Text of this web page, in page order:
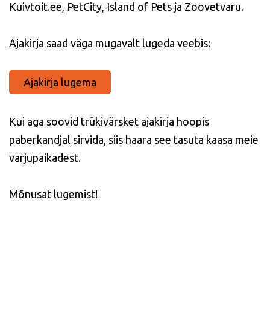
Kuivtoit.ee, PetCity, Island of Pets ja Zoovetvaru.
Ajakirja saad väga mugavalt lugeda veebis:
Ajakirja lugema
Kui aga soovid trükivärsket ajakirja hoopis
paberkandjal sirvida, siis haara see tasuta kaasa meie
varjupaikadest.
Mõnusat lugemist!